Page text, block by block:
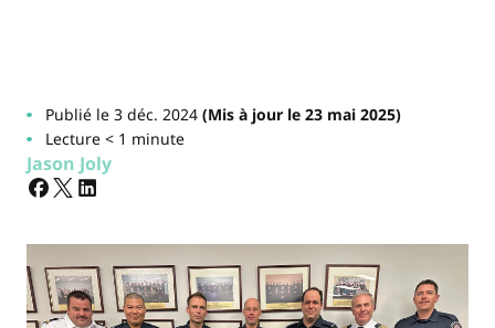
Publié le 3 déc. 2024(Mis à jour le 23 mai 2025)
Lecture < 1 minute
Jason Joly